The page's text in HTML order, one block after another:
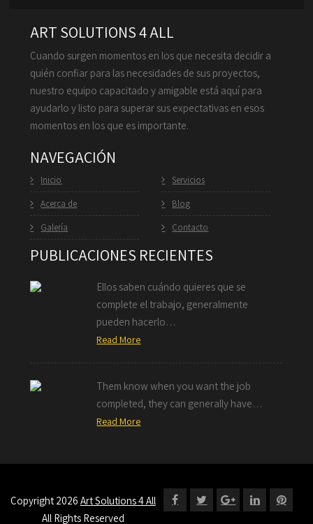
ART SOLUTIONS 4 ALL
Cuando surgen momentos en los que necesita decidir a
quién confiar para las necesidades de sus proyectos,
nuestro equipo capacitado y amigable está aquí para
ayudarlo y listo para superar sus expectativas en esos
momentos en los que es importante.
NAVEGACIÓN
Inicio
Acerca de
Galería
Servicios
Blog
Contacto
PUBLICACIONES RECIENTES
Ellos saben cuándo quieres que se
complete el trabajo, generalmente
pueden hacerlo…
Read More
Them know when you want the job
completed, they can generally have…
Read More
Copyright 2026 Art Solutions 4 All
All Rights Reserved